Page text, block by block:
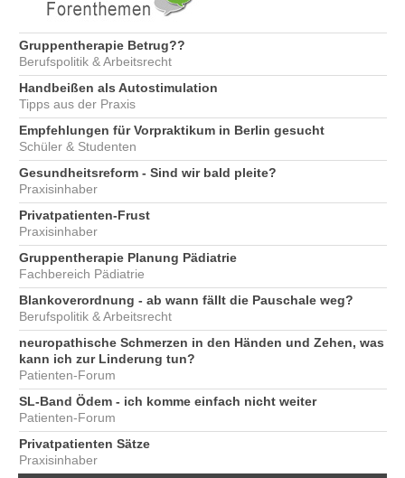
Gruppentherapie Betrug??
Berufspolitik & Arbeitsrecht
Handbeißen als Autostimulation
Tipps aus der Praxis
Empfehlungen für Vorpraktikum in Berlin gesucht
Schüler & Studenten
Gesundheitsreform - Sind wir bald pleite?
Praxisinhaber
Privatpatienten-Frust
Praxisinhaber
Gruppentherapie Planung Pädiatrie
Fachbereich Pädiatrie
Blankoverordnung - ab wann fällt die Pauschale weg?
Berufspolitik & Arbeitsrecht
neuropathische Schmerzen in den Händen und Zehen, was
kann ich zur Linderung tun?
Patienten-Forum
SL-Band Ödem - ich komme einfach nicht weiter
Patienten-Forum
Privatpatienten Sätze
Praxisinhaber